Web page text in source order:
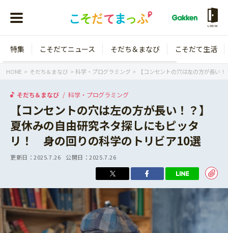
LOGIN
年齢から探す
3歳
年中
年長
小学1年生
小学2年生
小学3年生
小学4年生
こそだてニュース
イベント
そだち＆まなび
特集 こそだてニュース そだち＆まなび こそだて生活
HOME そだち＆まなび 科学・プログラミング 【コンセントの穴は左の方が長い
そだち＆まなび 科学・プログラミング
【コンセントの穴は左の方が長い！？】
夏休みの自由研究ネタ探しにもピッタ
リ！ 身の回りの科学のトリビア10選
更新日：2025.7.26 公開日：2025.7.26